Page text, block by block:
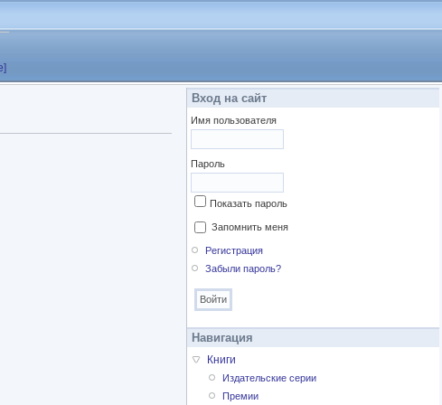
Вход на сайт
Имя пользователя
Пароль
Показать пароль
Запомнить меня
Регистрация
Забыли пароль?
Навигация
Книги
Издательские серии
Премии